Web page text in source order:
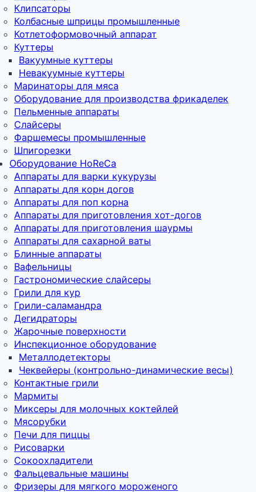
Клипсаторы
Колбасные шприцы промышленные
Котлетоформовочный аппарат
Куттеры
Вакуумные куттеры
Невакуумные куттеры
Маринаторы для мяса
Оборудование для производства фрикаделек
Пельменные аппараты
Слайсеры
Фаршемесы промышленные
Шпигорезки
Оборудование HoReCa
Аппараты для варки кукурузы
Аппараты для корн догов
Аппараты для поп корна
Аппараты для приготовления хот-догов
Аппараты для приготовления шаурмы
Аппараты для сахарной ваты
Блинные аппараты
Вафельницы
Гастрономические слайсеры
Грили для кур
Грили-саламандра
Дегидраторы
Жарочные поверхности
Инспекционное оборудование
Металлодетекторы
Чеквейеры (контрольно-динамические весы)
Контактные грили
Мармиты
Миксеры для молочных коктейлей
Мясорубки
Печи для пиццы
Рисоварки
Сокоохладители
Фальцевальные машины
Фризеры для мягкого мороженого